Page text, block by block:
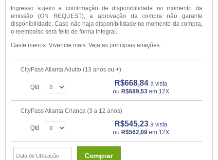
Ingresso sujeito a confirmação de disponibilidade no momento da
emissão (ON REQUEST), a aprovação da compra não garante
disponibilidade. Caso não haja disponibilidade no momento da compra,
o reembolso será feito de forma integral.
Gaste menos. Vivencie mais. Veja as principais atrações.
CityPass Atlanta Adulto (13 anos ou +)
Qtd R$668,84à vista
ou R$689,53em 12X
CityPass Atlanta Criança (3 a 12 anos)
Qtd R$545,23à vista
ou R$562,09em 12X
Comprar